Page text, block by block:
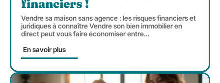
financiers !
Vendre sa maison sans agence : les risques financiers et
juridiques à connaître Vendre son bien immobilier en
direct peut vous faire économiser entre…
En savoir plus